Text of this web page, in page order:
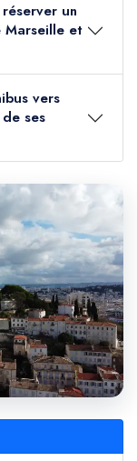
un
Marseille et
vers
ses